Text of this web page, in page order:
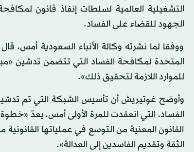
الجهود للقضاء على الفساد.
ووفقا لما نشرته وكالة الأنباء السعودية أمس،
المتحدة لمكافحة الفساد التي تتضمن تدشين
للموارد اللازمة لتحقيق ذلك».
وأوضح غوتيريش أن تأسيس الشبكة التي تم
الفساد، التي انعقدت للمرة الأولى أمس، يعدّ
القانون المعنية من التوسع في عملياتها
الثقة وتقديم الفاسدين إلى العدالة».